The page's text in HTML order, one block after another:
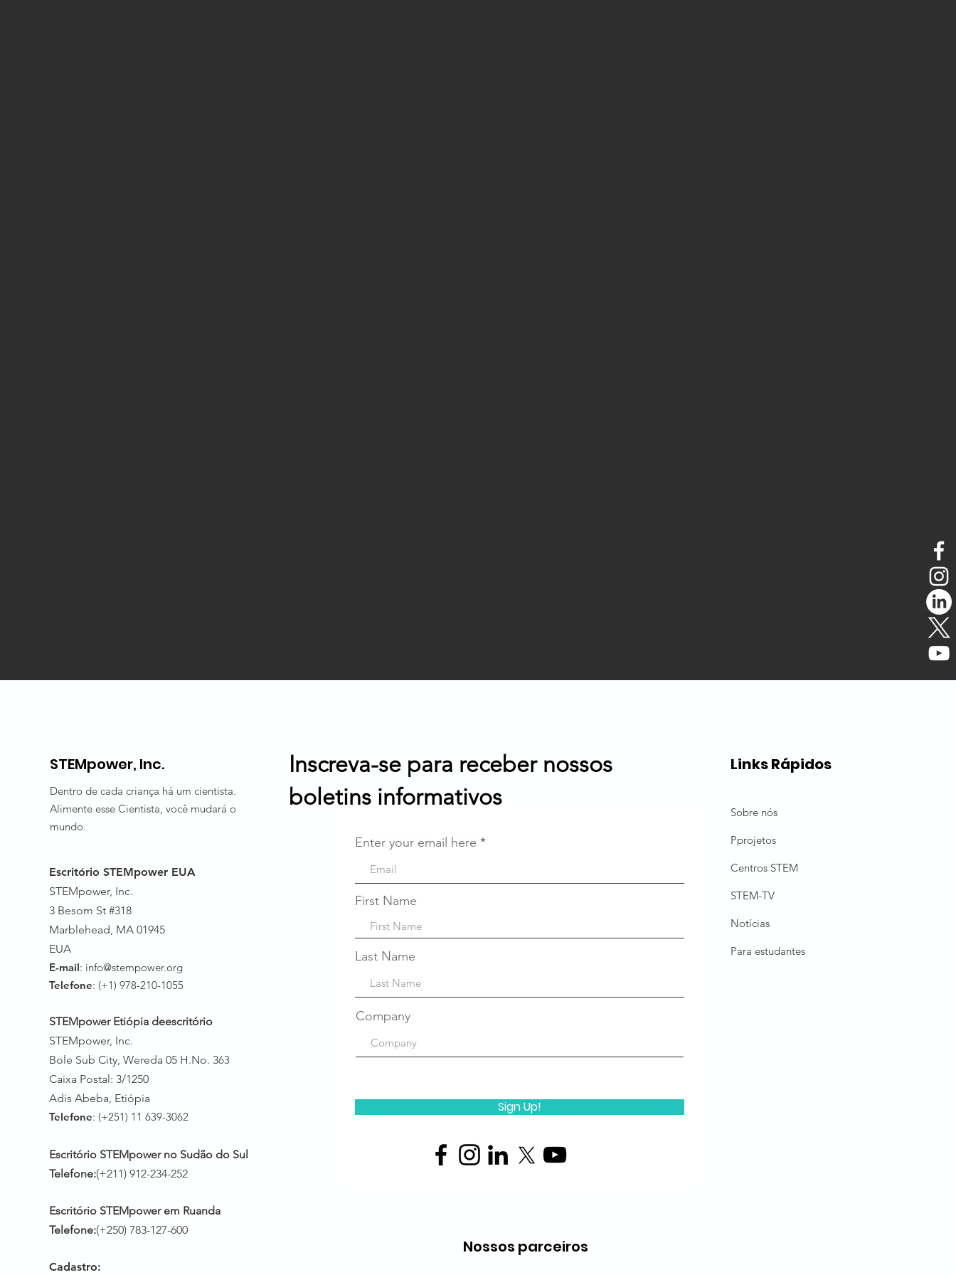
STEMpower, Inc.
Dentro de cada criança há um cientista.
Alimente esse Cientista, você mudará o
mundo.
Escritório STEMpower EUA
STEMpower, Inc.
3 Besom St #318
Marblehead, MA 01945
EUA
E-mail: info@stempower.org
Telefone: (+1) 978-210-1055
STEMpower Etiópia deescritório
STEMpower, Inc.
Bole Sub City, Wereda 05 H.No. 363
Caixa Postal: 3/1250
Adis Abeba, Etiópia
Telefone: (+251) 11 639-3062
Escritório STEMpower no Sudão do Sul
Telefone:(+211) 912-234-252
Escritório STEMpower em Ruanda
Telefone:(+250) 783-127-600
Cadastro:
Enter your email here
First Name
Last Name
Company
Sign Up!
Inscreva-se para receber nossos
boletins informativos
Nossos parceiros
Links Rápidos
Sobre nós
Pprojetos
Centros STEM
STEM-TV
Notícias
Para estudantes